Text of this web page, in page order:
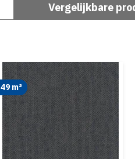
Vergelijkbare
49 m²